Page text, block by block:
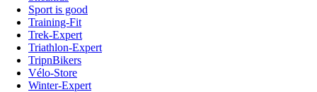
Sport is good
Training-Fit
Trek-Expert
Triathlon-Expert
TripnBikers
Vélo-Store
Winter-Expert